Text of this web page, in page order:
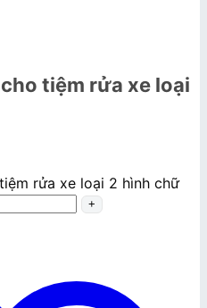
tiệm rửa xe loại
rửa xe loại 2 hình chữ